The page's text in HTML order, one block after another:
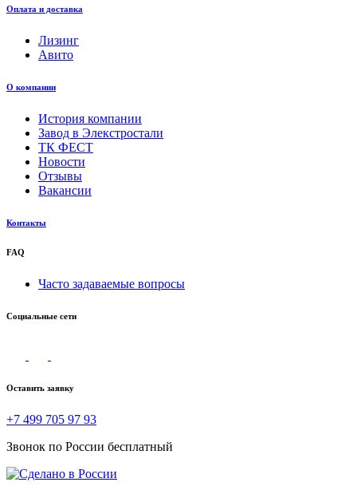
Оплата и доставка
Лизинг
Авито
О компании
История компании
Завод в Элекстростали
ТК ФЕСТ
Новости
Отзывы
Вакансии
Контакты
FAQ
Часто задаваемые вопросы
Социальные сети
Оставить заявку
+7 499 705 97 93
Звонок по России бесплатный